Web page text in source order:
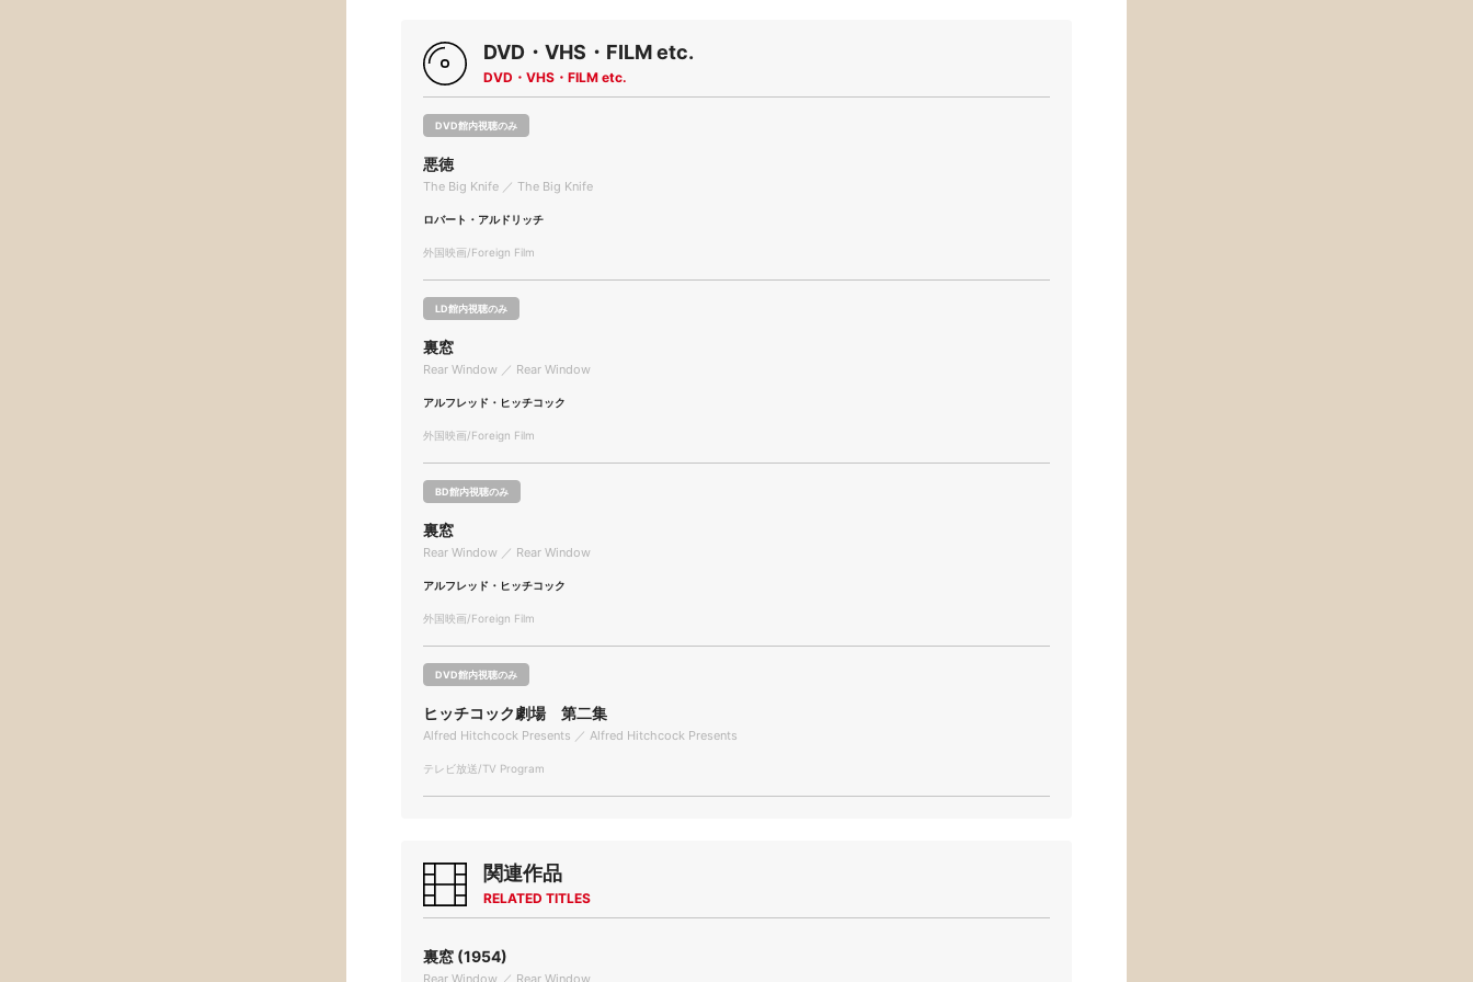
DVD・VHS・FILM etc.
DVD・VHS・FILM etc.
DVD館内視聴のみ
悪徳
The Big Knife ／ The Big Knife
ロバート・アルドリッチ
外国映画/Foreign Film
LD館内視聴のみ
裏窓
Rear Window ／ Rear Window
アルフレッド・ヒッチコック
外国映画/Foreign Film
BD館内視聴のみ
裏窓
Rear Window ／ Rear Window
アルフレッド・ヒッチコック
外国映画/Foreign Film
DVD館内視聴のみ
ヒッチコック劇場 第二集
Alfred Hitchcock Presents ／ Alfred Hitchcock Presents
テレビ放送/TV Program
関連作品
RELATED TITLES
裏窓 (1954)
Rear Window ／ Rear Window